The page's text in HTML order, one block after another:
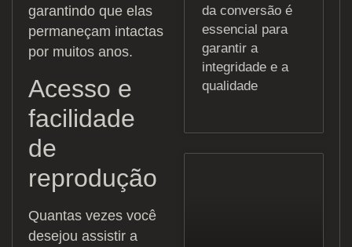
garantindo que elas
permaneçam intactas
por muitos anos.
Acesso e
facilidade
de
reprodução
Quantas vezes você
desejou assistir a
da conversão é
essencial para
garantir a
integridade e a
qualidade